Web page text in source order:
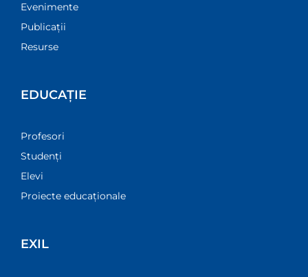
Evenimente
Publicații
Resurse
EDUCAȚIE
Profesori
Studenți
Elevi
Proiecte educaționale
EXIL